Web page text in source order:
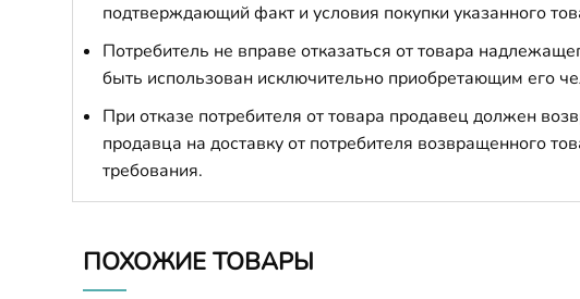
подтверждающий факт и условия покупки указанного
Потребитель не вправе отказаться от товара
быть использован исключительно приобретающим его
При отказе потребителя от товара продавец должен
продавца на доставку от потребителя возвращенного
требования.
ПОХОЖИЕ ТОВАРЫ